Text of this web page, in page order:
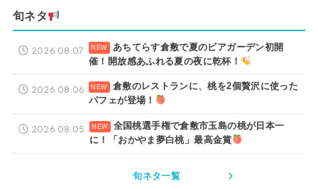
旬ネタ
あちてらす倉敷で夏のビアガーデン初開
催！開放感あふれる夏の夜に乾杯！
2026.08.07
倉敷のレストランに、桃を2個贅沢に使った
パフェが登場！
2026.08.06
全国桃選手権で倉敷市玉島の桃が日本一
に！「おかやま夢白桃」最高金賞
2026.08.05
旬ネタ一覧